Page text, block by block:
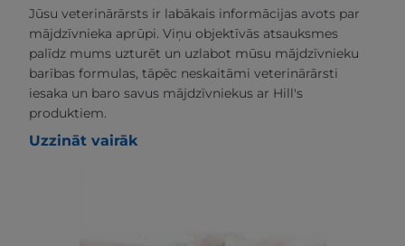
Jūsu veterinārārsts ir labākais informācijas avots par
mājdzīvnieka aprūpi. Viņu objektīvās atsauksmes
palīdz mums uzturēt un uzlabot mūsu mājdzīvnieku
barības formulas, tāpēc neskaitāmi veterinārārsti
iesaka un baro savus mājdzīvniekus ar Hill's
produktiem.
Uzzināt vairāk